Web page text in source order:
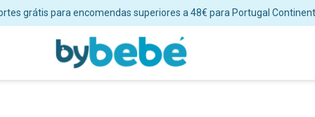
grátis para encomendas superiores a 48€ para Portugal